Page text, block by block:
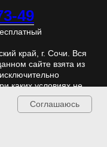
49
край, г. Сочи. Вся
сайте взята из
каких условиях не
любую
страницы, Вы
конфиденциальности
Соглашаюсь